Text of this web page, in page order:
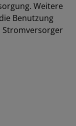
Weitere
Benutzung
Stromversorger